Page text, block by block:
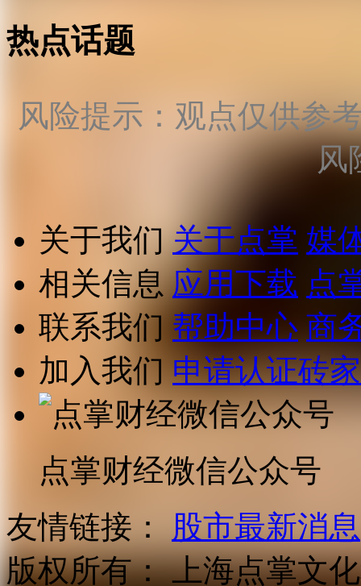
热点话题
风险提示：观点仅供参
风
关于我们 关于点掌 媒
相关信息 应用下载 点
联系我们 帮助中心 商
加入我们 申请认证砖家
点掌财经微信公众号
友情链接：
股市最新消息
版权所有： 上海点掌文